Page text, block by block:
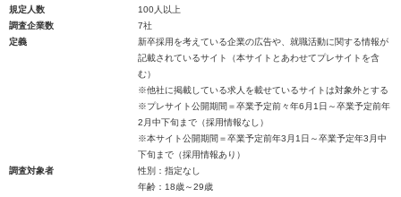
規定人数
100人以上
調査企業数
7社
定義
新卒採用を考えている企業の広告や、就職活動に関する情報が
記載されているサイト（本サイトとあわせてプレサイトを含
む）
※他社に掲載している求人を載せているサイトは対象外とする
※プレサイト公開期間＝卒業予定前々年6月1日～卒業予定前年
2月中下旬まで（採用情報なし）
※本サイト公開期間＝卒業予定前年3月1日～卒業予定年3月中
下旬まで（採用情報あり）
調査対象者
性別：指定なし
年齢：18歳～29歳